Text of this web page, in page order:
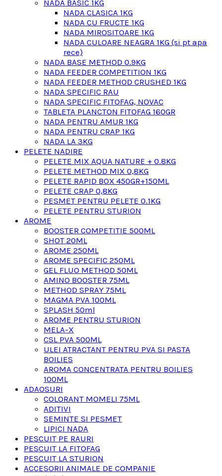
NADA BASIC 1KG
NADA CLASICA 1KG
NADA CU FRUCTE 1KG
NADA MIROSITOARE 1KG
NADA CULOARE NEAGRA 1KG (si pt apa
rece)
NADA BASE METHOD 0.9KG
NADA FEEDER COMPETITION 1KG
NADA FEEDER METHOD CRUSHED 1KG
NADA SPECIFIC RAU
NADA SPECIFIC FITOFAG, NOVAC
TABLETA PLANCTON FITOFAG 160GR
NADA PENTRU AMUR 1KG
NADA PENTRU CRAP 1KG
NADA LA 3KG
PELETE NADIRE
PELETE MIX AQUA NATURE + 0.8KG
PELETE METHOD MIX 0,8KG
PELETE RAPID BOX 450GR+150ML
PELETE CRAP 0,8KG
PESMET PENTRU PELETE 0.1KG
PELETE PENTRU STURION
AROME
BOOSTER COMPETITIE 500ML
SHOT 20ML
AROME 250ML
AROME SPECIFIC 250ML
GEL FLUO METHOD 50ML
AMINO BOOSTER 75ML
METHOD SPRAY 75ML
MAGMA PVA 100ML
SPLASH 50ml
AROME PENTRU STURION
MELA-X
CSL PVA 500ML
ULEI ATRACTANT PENTRU PVA SI PASTA
BOILIES
AROMA CONCENTRATA PENTRU BOILIES
100ML
ADAOSURI
COLORANT MOMELI 75ML
ADITIVI
SEMINTE SI PESMET
LIPICI NADA
PESCUIT PE RAURI
PESCUIT LA FITOFAG
PESCUIT LA STURION
ACCESORII ANIMALE DE COMPANIE